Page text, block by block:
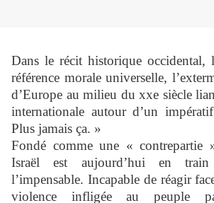
Dans le récit historique occidental,
référence morale universelle,
d’Europe au milieu du xxe siècle
internationale autour d’un
Plus jamais ça. »
Fondé comme une « contrepartie
Israël est aujourd’hui en
l’impensable. Incapable de réagir
violence infligée au peuple